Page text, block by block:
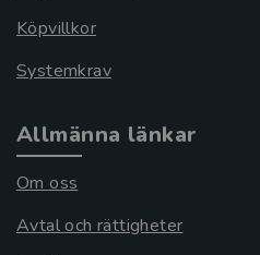
Köpvillkor
Systemkrav
Allmänna länkar
Om oss
Avtal och rättigheter